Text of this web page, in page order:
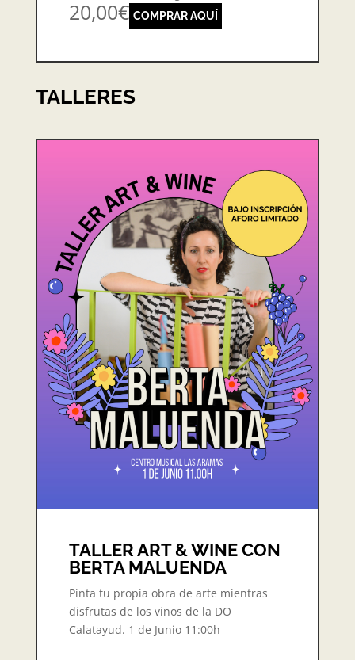
20,00€ COMPRAR AQUÍ
TALLERES
TALLER ART & WINE CON
BERTA MALUENDA
Pinta tu propia obra de arte mientras
disfrutas de los vinos de la DO
Calatayud. 1 de Junio 11:00h